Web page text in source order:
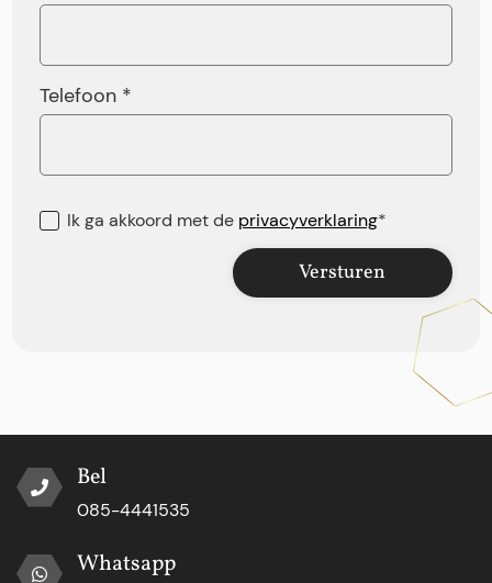
Telefoon *
Ik ga akkoord met de privacyverklaring*
Versturen
Bel
085-4441535
Whatsapp